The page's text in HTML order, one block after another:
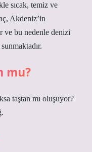
sıcak, temiz ve
Akdeniz’in
ve bu nedenle denizi
mu?
taştan mı oluşuyor?